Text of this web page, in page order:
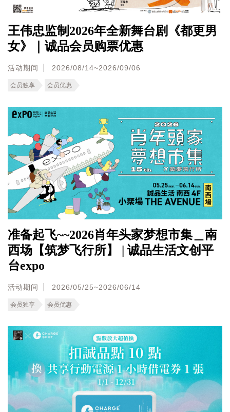
王伟忠监制2026年全新舞台剧《都更男
女》｜诚品会员购票优惠
活动期间 2026/08/14~2026/09/06
会员独享 会员优惠
准备起飞~~2026肖年头家梦想市集＿南
西场【筑梦飞行所】 | 诚品生活文创平
台expo
活动期间 2026/05/25~2026/06/14
会员独享 会员优惠